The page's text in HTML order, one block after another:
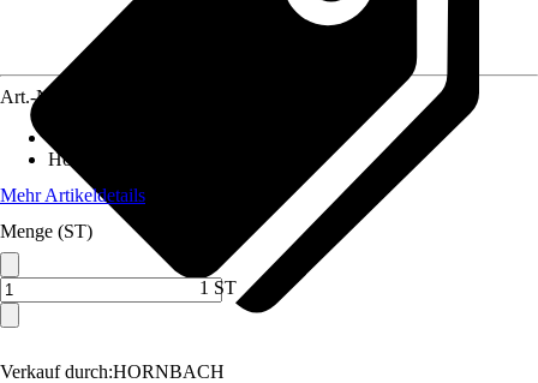
Verkauf durch:HORNBACH
Art.-Nr.
Höhe
Mehr Artikeldetails
Menge (ST)
1 ST